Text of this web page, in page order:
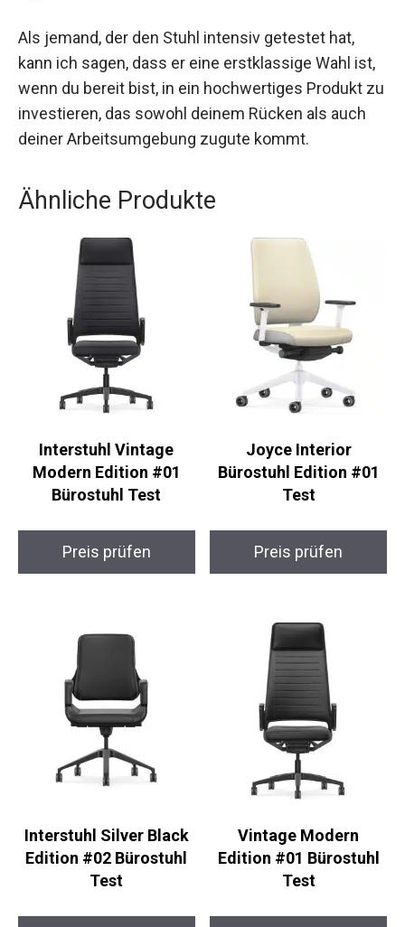
Als jemand, der den Stuhl intensiv getestet hat,
kann ich sagen, dass er eine erstklassige Wahl ist,
wenn du bereit bist, in ein hochwertiges Produkt zu
investieren, das sowohl deinem Rücken als auch
deiner Arbeitsumgebung zugute kommt.
Ähnliche Produkte
Interstuhl Vintage
Modern Edition #01
Bürostuhl Test
Preis prüfen
Joyce Interior
Bürostuhl Edition #01
Test
Preis prüfen
Interstuhl Silver Black
Edition #02 Bürostuhl
Test
Vintage Modern
Edition #01 Bürostuhl
Test